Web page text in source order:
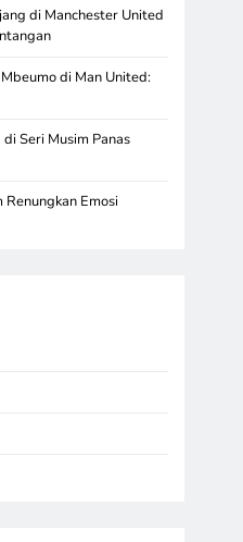
di Manchester United
di Man United:
Seri Musim Panas
Emosi